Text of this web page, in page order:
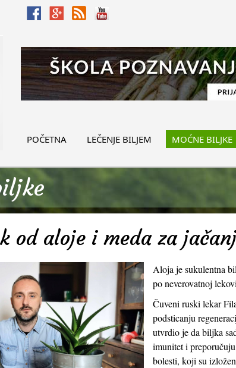
POČETNA LEČENJE BILJEM MOĆNE BILJKE
od aloje i meda za
Aloja je sukulentna
po neverovatnoj
Čuveni ruski lekar
podsticanju
utvrdio je da biljka
imunitet i
bolesti, koji su